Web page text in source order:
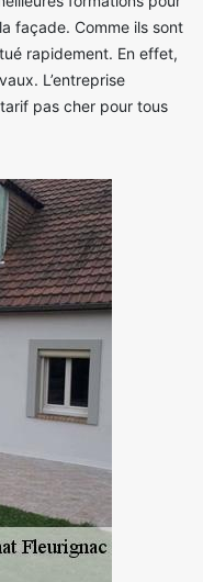
façade. Comme ils sont
rapidement. En effet,
L’entreprise
pas cher pour tous